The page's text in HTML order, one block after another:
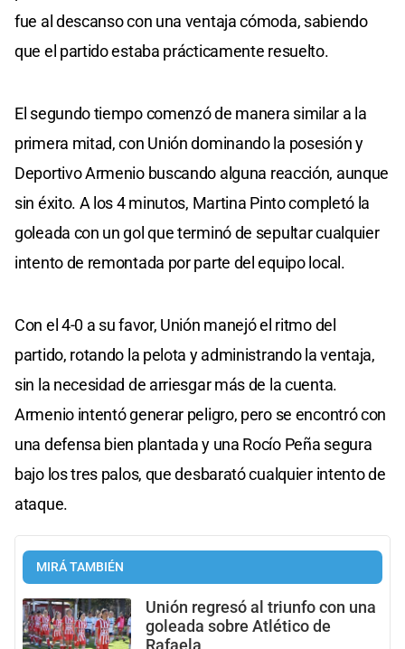
fue al descanso con una ventaja cómoda, sabiendo
que el partido estaba prácticamente resuelto.
El segundo tiempo comenzó de manera similar a la
primera mitad, con Unión dominando la posesión y
Deportivo Armenio buscando alguna reacción, aunque
sin éxito. A los 4 minutos, Martina Pinto completó la
goleada con un gol que terminó de sepultar cualquier
intento de remontada por parte del equipo local.
Con el 4-0 a su favor, Unión manejó el ritmo del
partido, rotando la pelota y administrando la ventaja,
sin la necesidad de arriesgar más de la cuenta.
Armenio intentó generar peligro, pero se encontró con
una defensa bien plantada y una Rocío Peña segura
bajo los tres palos, que desbarató cualquier intento de
ataque.
MIRÁ TAMBIÉN
Unión regresó al triunfo con una
goleada sobre Atlético de
Rafaela